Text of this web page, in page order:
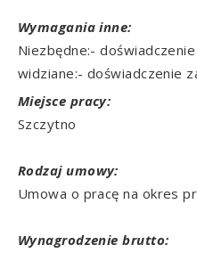
Wymagania inne:
Niezbędne:-
widziane:- doświadczenie
Miejsce pracy:
Szczytno
Rodzaj umowy:
Umowa o pracę na okres
Wynagrodzenie brutto: